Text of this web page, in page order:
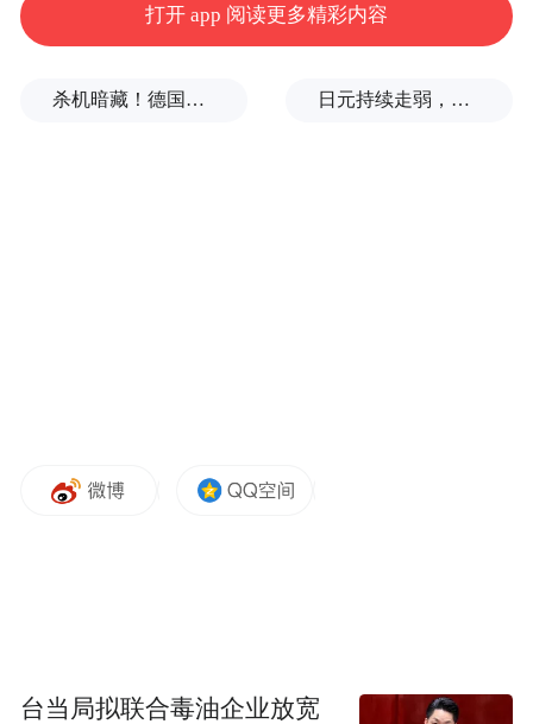
平台，也将助力宁波乃至全国航运人才服务
业高质量发展注入新动能。
打开 app 阅读更多精彩内容
杀机暗藏！德国机场发现携爆炸物无人机，或涉及外国势力 日元持续走弱，给我们什么样的机会？
台当局拟联合毒油企业放宽